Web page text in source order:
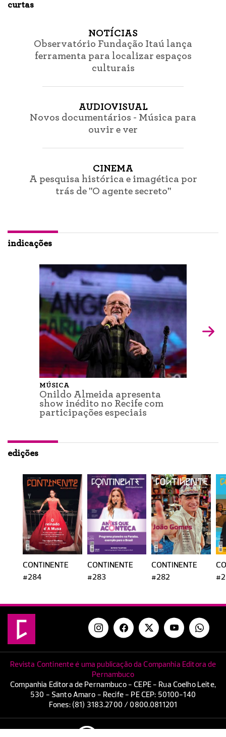
curtas
NOTÍCIAS
Observatório Fundação Itaú lança
ferramenta para localizar espaços
culturais
AUDIOVISUAL
Novos documentários - Música para
ouvir e ver
CINEMA
A pesquisa histórica e imagética por
trás de "O agente secreto"
indicações
MÚSICA
Onildo Almeida apresenta
show inédito no Recife com
participações especiais
edições
CONTINENTE
#284
CONTINENTE
#283
CONTINENTE
#282
Revista Continente é uma publicação da Companhia Editora de
Pernambuco
Companhia Editora de Pernambuco - CEPE - Rua Coelho Leite,
530 - Santo Amaro - Recife - PE CEP: 50100-140
Fones: (81) 3183.2700 / 0800.0811201